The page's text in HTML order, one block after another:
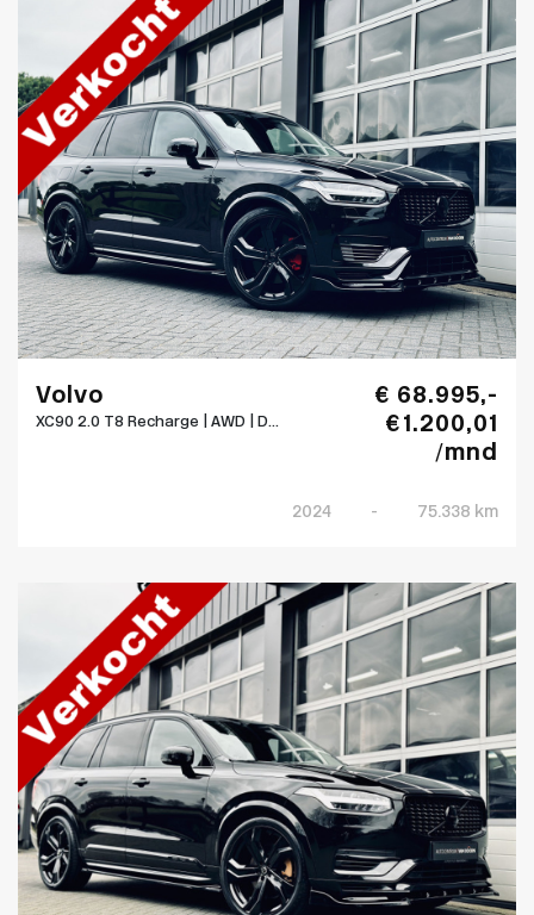
Volvo
XC90 2.0 T8 Recharge | AWD | D...
€ 68.995,-
€ 1.200,01
/mnd
2024 - 75.338 km